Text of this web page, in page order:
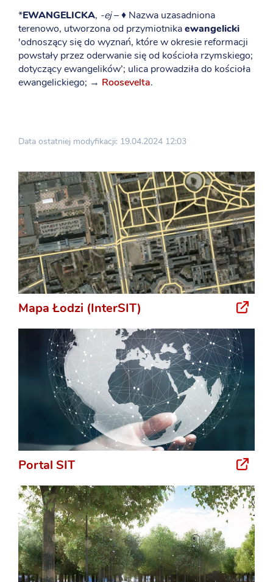
*EWANGELICKA, -ej– ♦ Nazwa uzasadniona
terenowo, utworzona od przymiotnikaewangelicki
'odnoszący się do wyznań, które w okresie reformacji
powstały przez oderwanie się od kościoła rzymskiego;
dotyczący ewangelików’; ulica prowadziła do kościoła
ewangelickiego; → Roosevelta.
Data ostatniej modyfikacji: 19.04.2024 12:03
Mapa Łodzi (InterSIT)
Portal SIT